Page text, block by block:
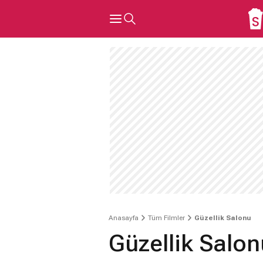
Anasayfa Tüm Filmler Güzellik Salonu
Güzellik